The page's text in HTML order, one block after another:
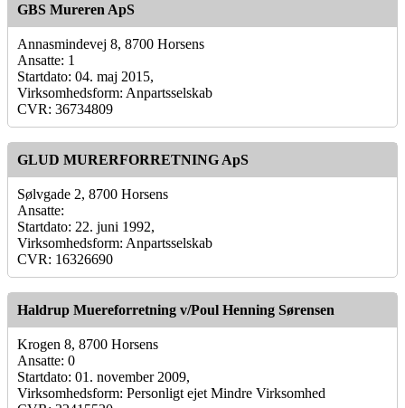
GBS Mureren ApS
Annasmindevej 8, 8700 Horsens
Ansatte: 1
Startdato: 04. maj 2015,
Virksomhedsform: Anpartsselskab
CVR: 36734809
GLUD MURERFORRETNING ApS
Sølvgade 2, 8700 Horsens
Ansatte:
Startdato: 22. juni 1992,
Virksomhedsform: Anpartsselskab
CVR: 16326690
Haldrup Muereforretning v/Poul Henning Sørensen
Krogen 8, 8700 Horsens
Ansatte: 0
Startdato: 01. november 2009,
Virksomhedsform: Personligt ejet Mindre Virksomhed